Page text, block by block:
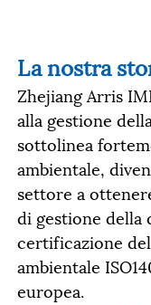
La nostra
Zhejiang Arris
alla gestione
sottolinea
ambientale,
settore a
di gestione della
certificazione
ambientale
europea.